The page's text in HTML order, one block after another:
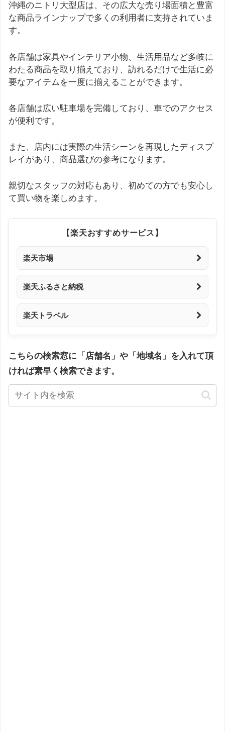
沖縄のニトリ大型店は、その広大な売り場面積と豊富
な商品ラインナップで多くの利用者に支持されていま
す。
各店舗は家具やインテリア小物、生活用品など多岐に
わたる商品を取り揃えており、訪れるだけで生活に必
要なアイテムを一度に揃えることができます。
各店舗は広い駐車場を完備しており、車でのアクセス
が便利です。
また、店内には実際の生活シーンを再現したディスプ
レイがあり、商品選びの参考になります。
親切なスタッフの対応もあり、初めての方でも安心し
て買い物を楽しめます。
【楽天おすすめサービス】
楽天市場
楽天ふるさと納税
楽天トラベル
こちらの検索窓に「店舗名」や「地域名」を入れて頂
ければ素早く検索できます。